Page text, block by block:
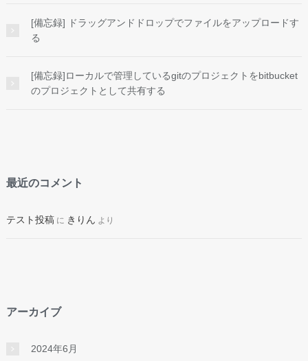
[備忘録] ドラッグアンドドロップでファイルをアップロードす
る
[備忘録]ローカルで管理しているgitのプロジェクトをbitbucket
のプロジェクトとして共有する
最近のコメント
テスト投稿 に きりん より
アーカイブ
2024年6月